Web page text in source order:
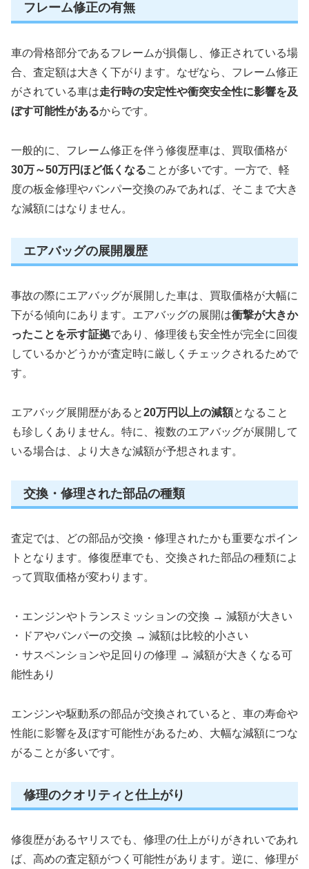
フレーム修正の有無
車の骨格部分であるフレームが損傷し、修正されている場
合、査定額は大きく下がります。なぜなら、フレーム修正
がされている車は走行時の安定性や衝突安全性に影響を及
ぼす可能性があるからです。
一般的に、フレーム修正を伴う修復歴車は、買取価格が
30万～50万円ほど低くなることが多いです。一方で、軽
度の板金修理やバンパー交換のみであれば、そこまで大き
な減額にはなりません。
エアバッグの展開履歴
事故の際にエアバッグが展開した車は、買取価格が大幅に
下がる傾向にあります。エアバッグの展開は衝撃が大きか
ったことを示す証拠であり、修理後も安全性が完全に回復
しているかどうかが査定時に厳しくチェックされるためで
す。
エアバッグ展開歴があると20万円以上の減額となること
も珍しくありません。特に、複数のエアバッグが展開して
いる場合は、より大きな減額が予想されます。
交換・修理された部品の種類
査定では、どの部品が交換・修理されたかも重要なポイン
トとなります。修復歴車でも、交換された部品の種類によ
って買取価格が変わります。
・エンジンやトランスミッションの交換 → 減額が大きい
・ドアやバンパーの交換 → 減額は比較的小さい
・サスペンションや足回りの修理 → 減額が大きくなる可
能性あり
エンジンや駆動系の部品が交換されていると、車の寿命や
性能に影響を及ぼす可能性があるため、大幅な減額につな
がることが多いです。
修理のクオリティと仕上がり
修復歴があるヤリスでも、修理の仕上がりがきれいであれ
ば、高めの査定額がつく可能性があります。逆に、修理が